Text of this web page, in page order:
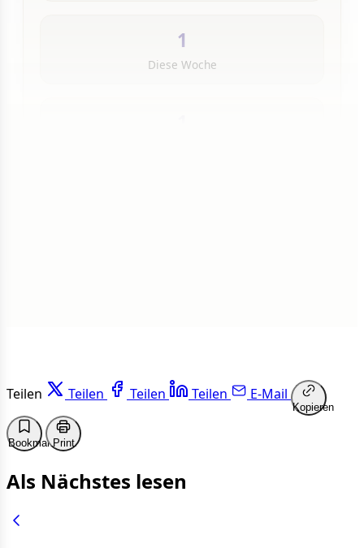
1
Diese Woche
Teilen Teilen Teilen Teilen E-Mail
Kopieren
BookmarkPrint
Als Nächstes lesen